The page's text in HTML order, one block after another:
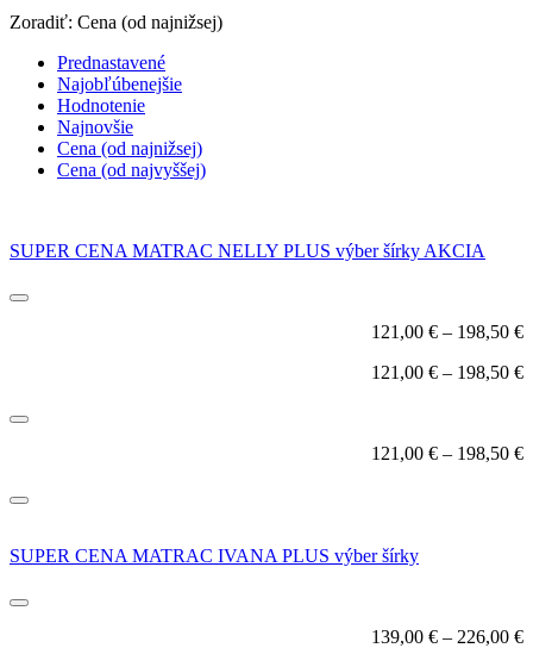
Zoradiť: Cena (od najnižsej)
Prednastavené
Najobľúbenejšie
Hodnotenie
Najnovšie
Cena (od najnižsej)
Cena (od najvyššej)
SUPER CENA MATRAC NELLY PLUS výber šírky AKCIA
121,00 € – 198,50 €
121,00 € – 198,50 €
121,00 € – 198,50 €
SUPER CENA MATRAC IVANA PLUS výber šírky
139,00 € – 226,00 €